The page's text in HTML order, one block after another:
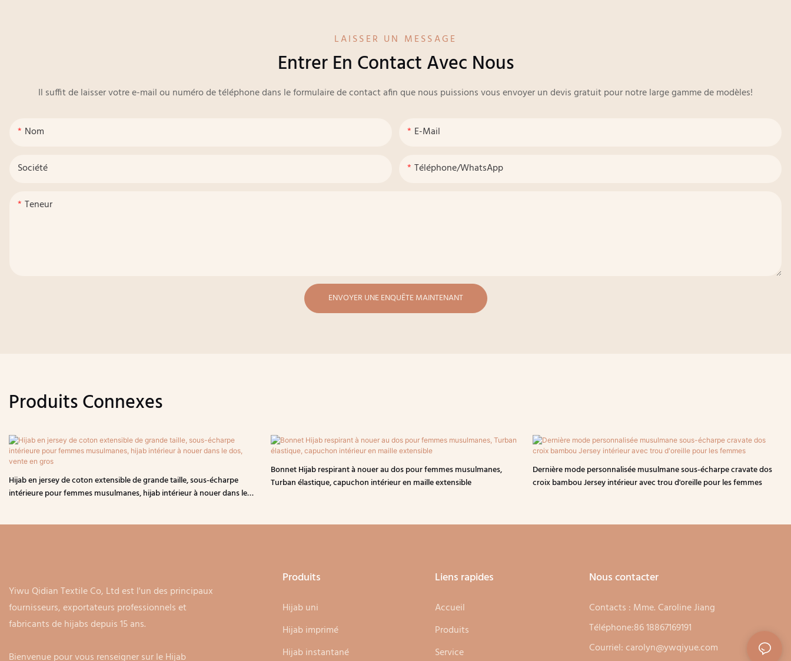
LAISSER UN MESSAGE
Entrer En Contact Avec Nous
Il suffit de laisser votre e-mail ou numéro de téléphone dans le formulaire de contact afin que nous puissions vous envoyer un devis gratuit pour notre large gamme de modèles!
Nom E-Mail
Société Téléphone/WhatsApp
Teneur
ENVOYER UNE ENQUÊTE MAINTENANT
Produits Connexes
Hijab en jersey de coton extensible de grande taille, sous-écharpe
intérieure pour femmes musulmanes, hijab intérieur à nouer dans le
Bonnet Hijab respirant à nouer au dos pour femmes musulmanes,
Turban élastique, capuchon intérieur en maille extensible
Dernière mode personnalisée musulmane sous-écharpe cravate dos
croix bambou Jersey intérieur avec trou d'oreille pour les femmes
Yiwu Qidian Textile Co, Ltd est l'un des principaux
fournisseurs, exportateurs professionnels et
fabricants de hijabs depuis 15 ans.
Bienvenue pour vous renseigner sur le Hijab
Produits
Hijab uni
Hijab imprimé
Hijab instantané
Liens rapides
Accueil
Produits
Service
Nous contacter
Contacts : Mme. Caroline Jiang
Téléphone:86 18867169191
Courriel:carolyn@ywqiyue.com